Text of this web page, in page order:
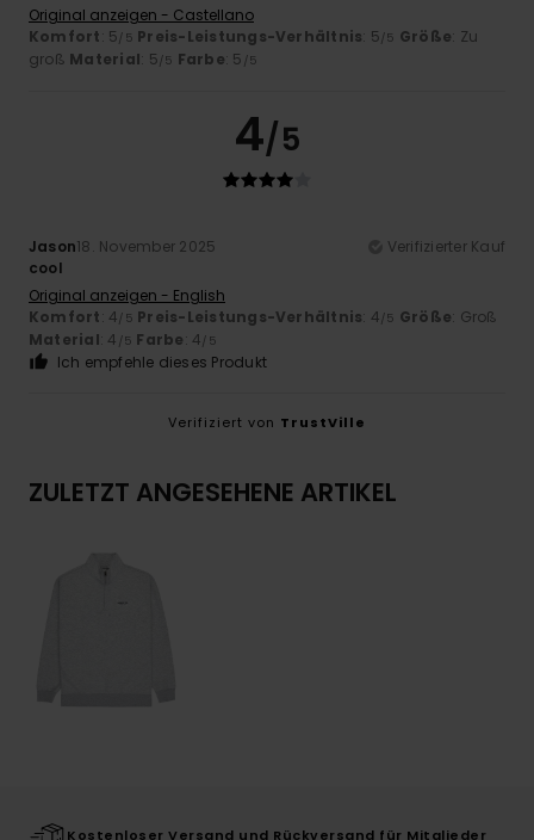
Original anzeigen - Castellano
Komfort: 5/5 Preis-Leistungs-Verhältnis: 5/5 Größe: Zu
groß Material: 5/5 Farbe: 5 /5
4/5
Jason18. November 2025
Verifizierter Kauf
cool
Original anzeigen - English
Komfort: 4/5 Preis-Leistungs-Verhältnis: 4/5 Größe: Groß
Material: 4 /5 Farbe: 4/5
Ich empfehle dieses Produkt
Verifiziert von TrustVille
ZULETZT ANGESEHENE ARTIKEL
Kostenloser Versand und Rückversand für Mitglieder